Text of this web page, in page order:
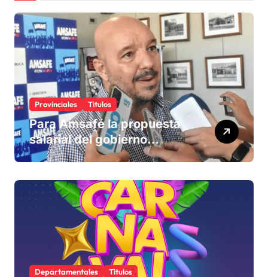
Provinciales Titulos
Para Amsafé la propuesta
salarial del gobierno
«queda corta» y el viernes
rechaza
Departamentales Titulos